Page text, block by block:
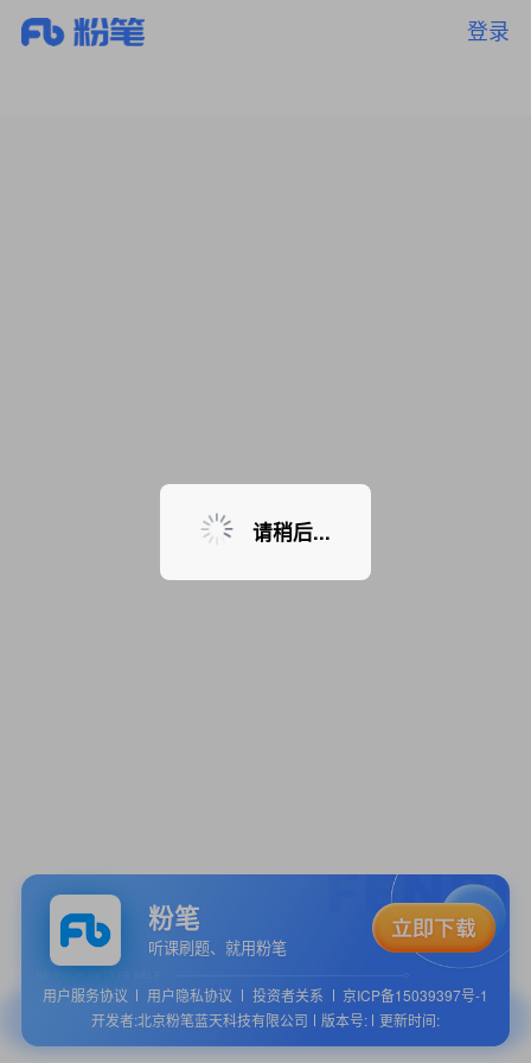
登录
暂无课程，敬请期待
粉笔
听课刷题、就用粉笔
用户服务协议 用户隐私协议 投资者关系
京ICP备15039397号-1
开发者:北京粉笔蓝天科技有限公司
版本号: 更新时间:
请稍后...